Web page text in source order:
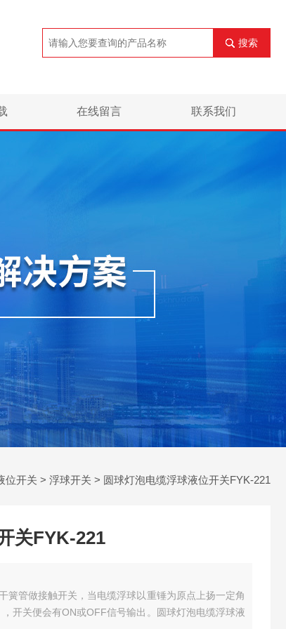
搜索
在线留言 联系我们
位开关 > 浮球开关 > 圆球灯泡电缆浮球液位开关FYK-221
关FYK-221
簧管做接触开关，当电缆浮球以重锤为原点上扬一定角
开关便会有ON或OFF信号输出。圆球灯泡电缆浮球液